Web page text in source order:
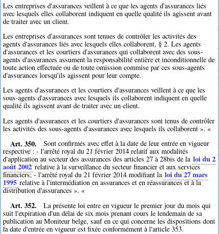
Les entreprises d'assurances veillent à ce que les agents d'assurances liés
avec lesquels elles collaborent indiquent en quelle qualité ils agissent avant
de traiter avec un client.
Les entreprises d'assurances sont tenues de contrôler les activités des
agents d'assurances liés avec lesquels elles collaborent. § 2. Les agents
d'assurances et les courtiers d'assurances qui collaborent avec des sous-
agents d'assurances assument la responsabilité entière et inconditionnelle de
toute action effectuée ou de toute omission commise par ces sous-agents
d'assurances lorsqu'ils agissent pour leur compte.
Les agents d'assurances et les courtiers d'assurances veillent à ce que les
sous-agents d'assurances avec lesquels ils collaborent indiquent en quelle
qualité ils agissent avant de traiter avec un client.
Les agents d'assurances et les courtiers d'assurances sont tenus de contrôler
les activités des sous-agents d'assurances avec lesquels ils collaborent ». «
Art. 350.
Sont confirmés avec effet à la date de leur entrée en vigueur
respective : - l'arrêté royal du 21 février 2014 relatif aux modalités
d'application au secteur des assurances des articles 27 à 28bis de la loi du 2
août 2002 relative à la surveillance du secteur financier et aux services
financiers; - l'arrêté royal du 21 février 2014 modifiant la loi du 27 mars
1995 relative à l'intermédiation en assurances et en réassurances et à la
distribution d'assurances ». «
Art. 352.
La présente loi entre en vigueur le premier jour du mois qui
suit l'expiration d'un délai de six mois prenant cours le lendemain de sa
publication au Moniteur belge, sauf en ce qui concerne les dispositions dont
la date d'entrée en vigueur est fixée conformément à l'article 353.